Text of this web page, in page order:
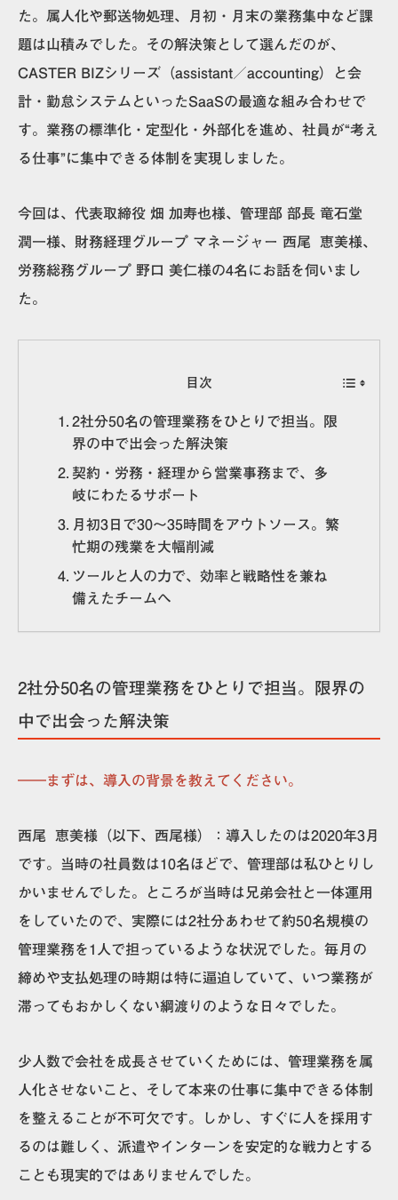
た。属人化や郵送物処理、月初・月末の業務集中など課
題は山積みでした。その解決策として選んだのが、
CASTER BIZシリーズ（assistant／accounting）と会
計・勤怠システムといったSaaSの最適な組み合わせで
す。業務の標準化・定型化・外部化を進め、社員が“考え
る仕事”に集中できる体制を実現しました。
今回は、代表取締役 畑 加寿也様、管理部 部長 竜石堂
潤一様、財務経理グループ マネージャー 西尾 恵美様、
労務総務グループ 野口 美仁様の4名にお話を伺いまし
た。
目次
2社分50名の管理業務をひとりで担当。限
界の中で出会った解決策
契約・労務・経理から営業事務まで、多
岐にわたるサポート
月初3日で30〜35時間をアウトソース。繁
忙期の残業を大幅削減
ツールと人の力で、効率と戦略性を兼ね
備えたチームへ
2社分50名の管理業務をひとりで担当。限界の
中で出会った解決策
――まずは、導入の背景を教えてください。
西尾 恵美様 （以下、 西尾様）
：導入したのは2020年3月
です。当時の社員数は10名ほどで、管理部は私ひとりし
かいませんでした。ところが当時は兄弟会社と一体運用
をしていたので、実際には2社分あわせて約50名規模の
管理業務を1人で担っているような状況でした。毎月の
締めや支払処理の時期は特に逼迫していて、いつ業務が
滞ってもおかしくない綱渡りのような日々でした。
少人数で会社を成長させていくためには、管理業務を属
人化させないこと、そして本来の仕事に集中できる体制
を整えることが不可欠です。しかし、すぐに人を採用す
るのは難しく、派遣やインターンを安定的な戦力とする
ことも現実的ではありませんでした。